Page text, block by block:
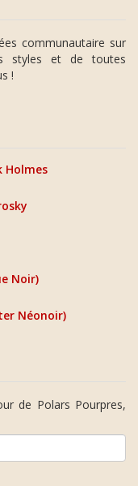
communautaire sur
styles et de toutes
!
Holmes
Noir)
Néonoir)
de Polars Pourpres,